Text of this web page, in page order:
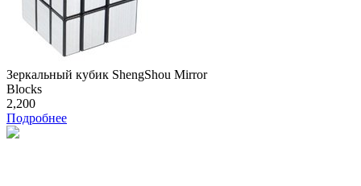
Зеркальный кубик ShengShou Mirror
Blocks
2,200
Подробнее